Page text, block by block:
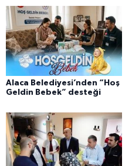
Alaca Belediyesi’nden “Hoş
Geldin Bebek” desteği